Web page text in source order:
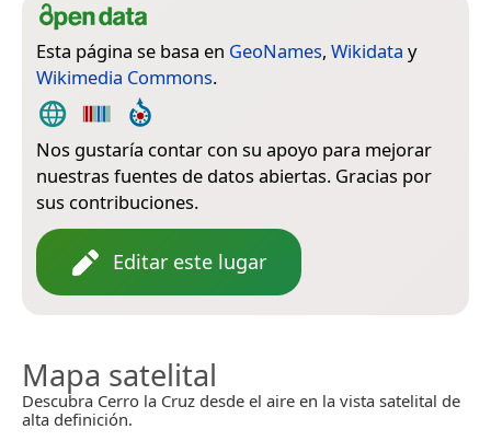
Esta página se basa en GeoNames, Wikidata y
Wikimedia Commons.
Nos gustaría contar con su apoyo para mejorar
nuestras fuentes de datos abiertas. Gracias por
sus contribuciones.
Editar este lugar
Mapa satelital
Descubra Cerro la Cruz desde el aire en la vista satelital de
alta definición.